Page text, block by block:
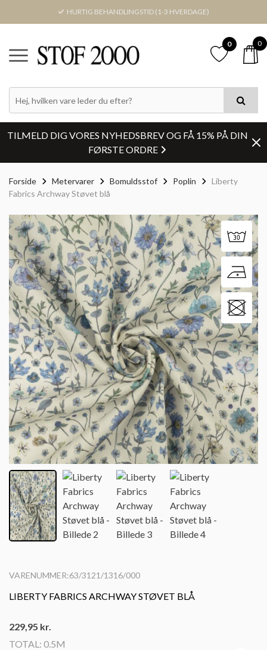
HURTIG BEHANDLINGSTID (1-3 HVERDAGE)
0 0
TILMELD DIG VORES NYHEDSBREV OG FÅ 15% PÅ DIN
FØRSTE ORDRE
Forside Metervarer Bomuldsstof Poplin
Liberty
Fabrics Archway Støvet blå
VARENUMMER:63/3121/1316/000
LIBERTY FABRICS ARCHWAY STØVET BLÅ
229,95 kr.
TOTAL: 0.5M